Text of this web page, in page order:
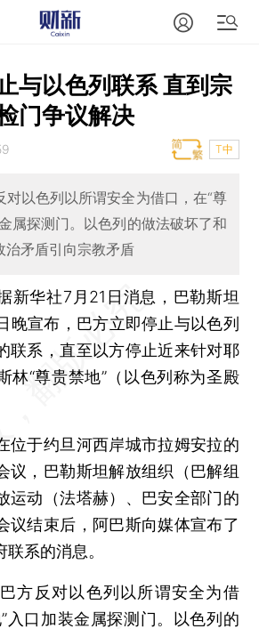
与以色列联系 直到宗
门争议解决
T中
对以色列以所谓安全为借口，在“尊
属探测门。以色列的做法破坏了和
治矛盾引向宗教矛盾
新华社7月21日消息，巴勒斯坦
晚宣布，巴方立即停止与以色列
联系，直至以方停止近来针对耶
林“尊贵禁地”（以色列称为圣殿
于约旦河西岸城市拉姆安拉的
议，巴勒斯坦解放组织（巴解组
运动（法塔赫）、巴安全部门的
议结束后，阿巴斯向媒体宣布了
系的消息。
反对以色列以所谓安全为借
入口加装金属探测门。以色列的